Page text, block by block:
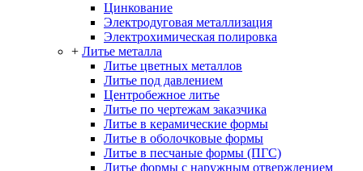
Цинкование
Электродуговая металлизация
Электрохимическая полировка
+ Литье металла
Литье цветных металлов
Литье под давлением
Центробежное литье
Литье по чертежам заказчика
Литье в керамические формы
Литье в оболочковые формы
Литье в песчаные формы (ПГС)
Литье формы с наружным отверждением